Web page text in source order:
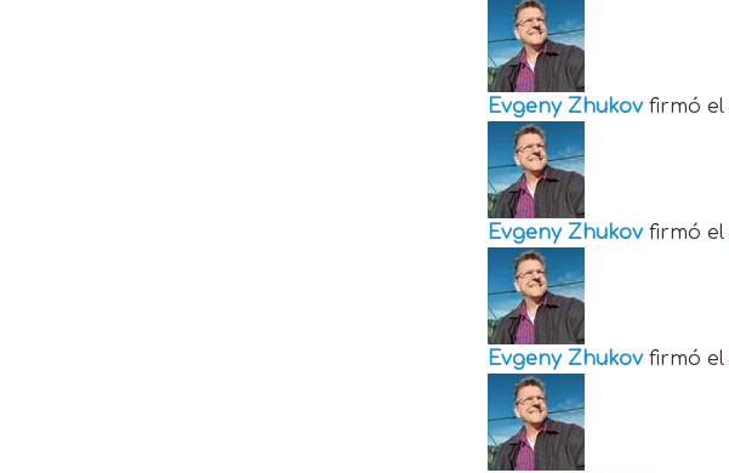
Evgeny Zhukov firmó el
Evgeny Zhukov firmó el
Evgeny Zhukov firmó el